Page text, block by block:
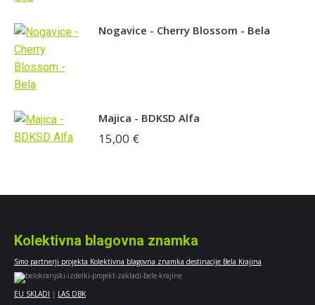
Nogavice - Cherry Blossom - Bela
Majica - BDKSD Alfa
15,00 €
Kolektivna blagovna znamka
Smo partnerji projekta Kolektivna blagovna znamka destinacije Bela Krajina
EU SKLADI | LAS DBK